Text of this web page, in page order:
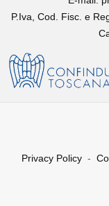
P.Iva, Cod. Fisc. e
Privacy Policy -